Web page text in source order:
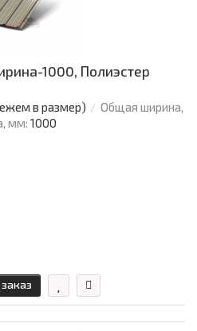
1000, Полиэстер
в размер)
Общая ширина,
мм: 1000